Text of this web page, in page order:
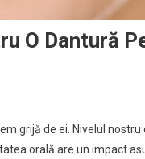
O Dantură
grijă de ei. Nivelul
orală are un impact